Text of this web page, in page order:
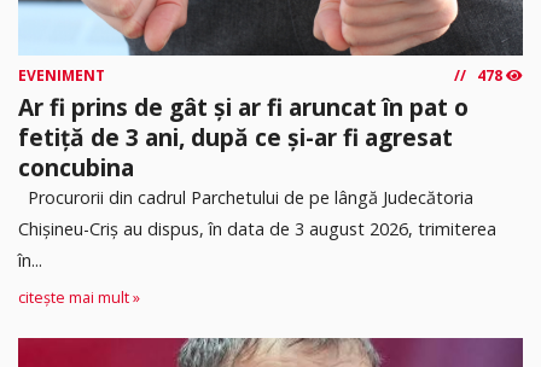
EVENIMENT 478
Ar fi prins de gât și ar fi aruncat în pat o
fetiță de 3 ani, după ce și-ar fi agresat
concubina
Procurorii din cadrul Parchetului de pe lângă Judecătoria
Chișineu-Criș au dispus, în data de 3 august 2026, trimiterea
în...
citește mai mult »